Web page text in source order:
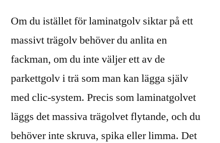
Om du istället för laminatgolv siktar på ett
massivt trägolv behöver du anlita en
fackman, om du inte väljer ett av de
parkettgolv i trä som man kan lägga själv
med clic-system. Precis som laminatgolvet
läggs det massiva trägolvet flytande, och du
behöver inte skruva, spika eller limma. Det